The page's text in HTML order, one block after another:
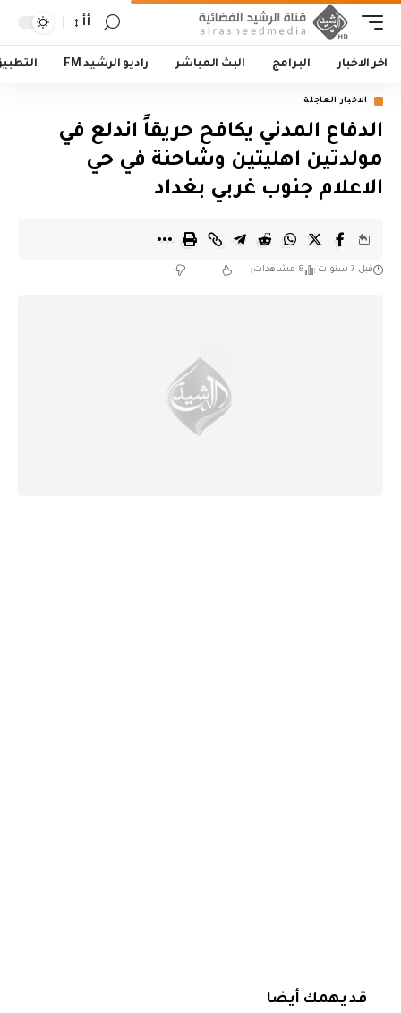
أأ
اخر الاخبار البرامج البث المباشر راديو الرشيد FM
الاخبار العاجلة
الدفاع المدني يكافح حريقاً اندلع في
مولدتين اهليتين وشاحنة في حي
الاعلام جنوب غربي بغداد
قبل 7 سنوات 8 مشاهدات
قد يهمك أيضا